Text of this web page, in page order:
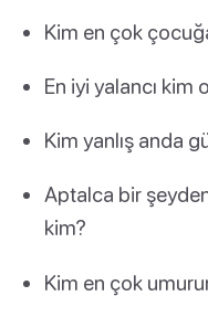
Kim en çok
En iyi yalancı kim
Kim yanlış anda
Aptalca bir
kim?
Kim en çok